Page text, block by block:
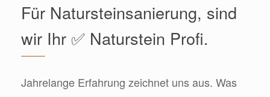
Für Natursteinsanierung, sind
wir Ihr ✅ Naturstein Profi.
Jahrelange Erfahrung zeichnet uns aus. Was